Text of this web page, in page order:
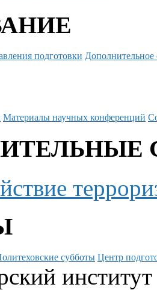
подготовки Дополнительное
Материалы научных конференций
субботы Центр